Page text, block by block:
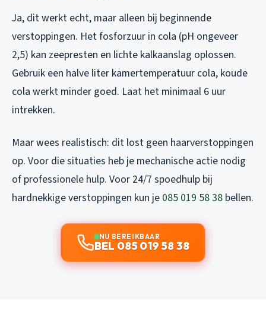
Ja, dit werkt echt, maar alleen bij beginnende
verstoppingen. Het fosforzuur in cola (pH ongeveer
2,5) kan zeepresten en lichte kalkaanslag oplossen.
Gebruik een halve liter kamertemperatuur cola, koude
cola werkt minder goed. Laat het minimaal 6 uur
intrekken.
Maar wees realistisch: dit lost geen haarverstoppingen
op. Voor die situaties heb je mechanische actie nodig
of professionele hulp. Voor 24/7 spoedhulp bij
hardnekkige verstoppingen kun je 085 019 58 38 bellen.
NU BEREIKBAAR
BEL 085 019 58 38